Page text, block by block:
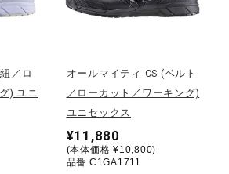
グシューズ
／ロ
) ユニ
オールマイティ CS (ベルト
／ローカット／ワーキング)
ユニセックス
¥11,880
(本体価格 ¥10,800)
品番 C1GA1711